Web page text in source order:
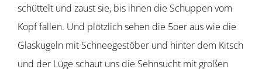
schüttelt und zaust sie, bis ihnen die Schuppen vom
Kopf fallen. Und plötzlich sehen die 5oer aus wie die
Glaskugeln mit Schneegestöber und hinter dem Kitsch
und der Lüge schaut uns die Sehnsucht mit großen